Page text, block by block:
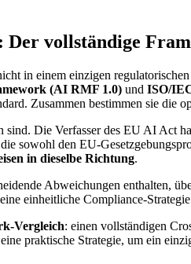
vollständige
in einem einzigen
(AI RMF 1.0) und ISO/
Zusammen bestimmen sie die
sind. Die Verfasser des EU AI
sowohl den EU-
in dieselbe Richtung.
Abweichungen enthalten,
einheitliche Compliance-
Vergleich: einen vollständigen
praktische Strategie, um ein